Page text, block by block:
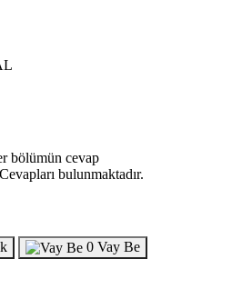
bölümün cevap
bulunmaktadır.
0 Vay Be